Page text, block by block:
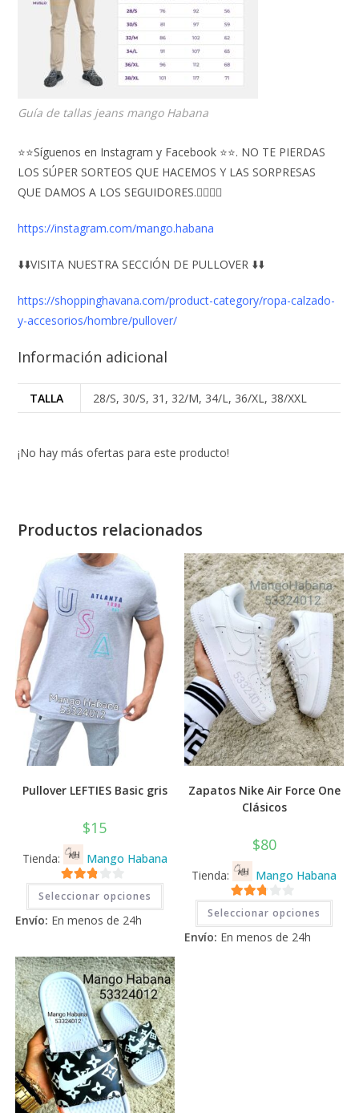
Guía de tallas jeans mango Habana
⭐⭐Síguenos en Instagram y Facebook ⭐⭐. NO TE PIERDAS
LOS SÚPER SORTEOS QUE HACEMOS Y LAS SORPRESAS
QUE DAMOS A LOS SEGUIDORES.👇🏻👇🏻
https://instagram.com/mango.habana
⬇️⬇️VISITA NUESTRA SECCIÓN DE PULLOVER ⬇️⬇️
https://shoppinghavana.com/product-category/ropa-calzado-
y-accesorios/hombre/pullover/
Información adicional
TALLA 28/S, 30/S, 31, 32/M, 34/L, 36/XL, 38/XXL
¡No hay más ofertas para este producto!
Productos relacionados
Pullover LEFTIES Basic gris
$15
Tienda: Mango Habana
2.71
de 5
Seleccionar opciones
Este
producto
tiene
múltiples
variantes.
opciones
se
pueden
elegir
en
la
página
de
producto
Envío: En menos de 24h
Zapatos Nike Air Force One
Clásicos
$80
Tienda: Mango Habana
2.71
de 5
Seleccionar opciones
Este
tiene
Envío: En menos de 24h